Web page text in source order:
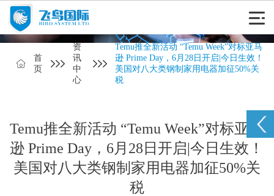
首
页
资
讯
中
心
Temu推全新活动 “Temu Week”对标亚马
逊 Prime Day，6月28日开启|今日生效！
美国对八大类钢制家用电器加征50%关
税
Temu推全新活动 “Temu Week”对标亚马
逊 Prime Day，6月28日开启|今日生效！
美国对八大类钢制家用电器加征50%关
税